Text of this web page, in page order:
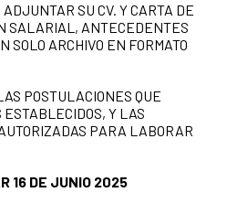
SU CV. Y CARTA DE
SALARIAL, ANTECEDENTES
SOLO ARCHIVO EN FORMATO
POSTULACIONES QUE
Y LAS
PARA LABORAR
16 DE JUNIO 2025